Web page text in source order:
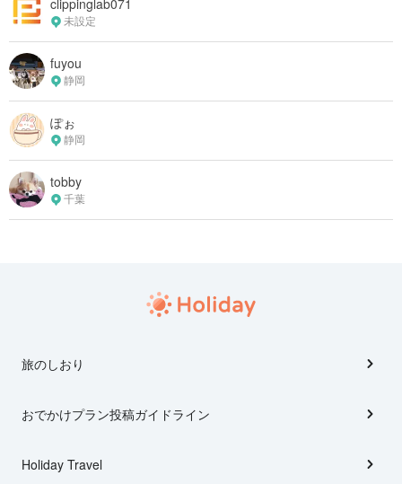
clippinglab071
未設定
fuyou
静岡
ぽぉ
静岡
tobby
千葉
旅のしおり
おでかけプラン投稿ガイドライン
Holiday Travel